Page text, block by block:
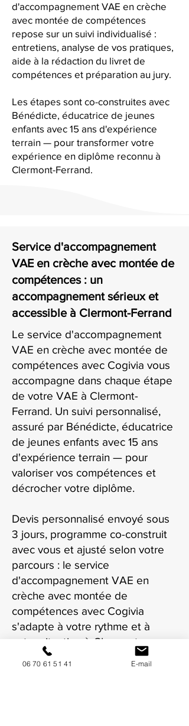
d'accompagnement VAE en crèche
avec montée de compétences
repose sur un suivi individualisé :
entretiens, analyse de vos pratiques,
aide à la rédaction du livret de
compétences et préparation au jury.
Les étapes sont co-construites avec
Bénédicte, éducatrice de jeunes
enfants avec 15 ans d'expérience
terrain — pour transformer votre
expérience en diplôme reconnu à
Clermont-Ferrand.
Service d'accompagnement
VAE en crèche avec montée de
compétences : un
accompagnement sérieux et
accessible à Clermont-Ferrand
Le service d'accompagnement
VAE en crèche avec montée de
compétences avec Cogivia vous
accompagne dans chaque étape
de votre VAE à Clermont-
Ferrand. Un suivi personnalisé,
assuré par Bénédicte, éducatrice
de jeunes enfants avec 15 ans
d'expérience terrain — pour
valoriser vos compétences et
décrocher votre diplôme.
Devis personnalisé envoyé sous
3 jours, programme co-construit
avec vous et ajusté selon votre
parcours : le service
d'accompagnement VAE en
crèche avec montée de
compétences avec Cogivia
s'adapte à votre rythme et à
votre situation à Clermont-
Ferrand.
06 70 61 51 41 E-mail